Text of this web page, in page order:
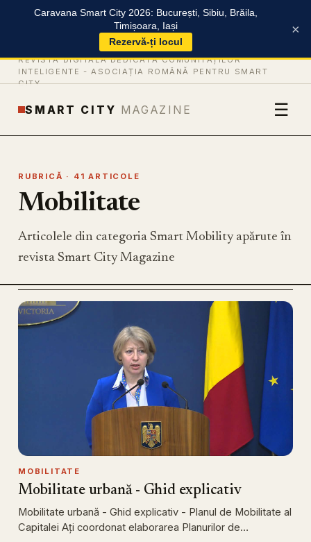
Caravana Smart City 2026: București, Sibiu, Brăila,
Timișoara, Iași
Rezervă-ți locul
×
REVISTĂ DIGITALĂ DEDICATĂ COMUNITĂȚILOR
INTELIGENTE - ASOCIAȚIA ROMÂNĂ PENTRU SMART
CITY
SMART CITY MAGAZINE ☰
RUBRICĂ · 41 ARTICOLE
Mobilitate
Articolele din categoria Smart Mobility apărute în
revista Smart City Magazine
MOBILITATE
Mobilitate urbană - Ghid explicativ
Mobilitate urbană - Ghid explicativ - Planul de Mobilitate al
Capitalei Ați coordonat elaborarea Planurilor de…